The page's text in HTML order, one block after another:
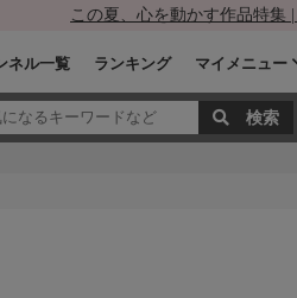
この夏、心を動かす作品特集
ネル一覧 ランキング マイメニュー